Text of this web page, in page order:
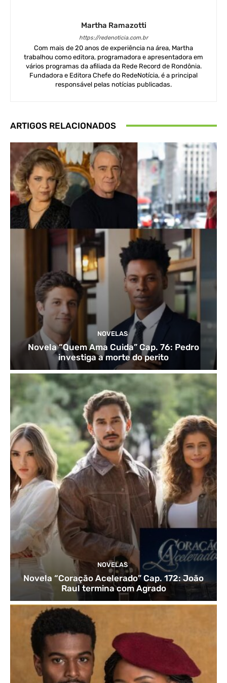
Martha Ramazotti
https://redenoticia.com.br
Com mais de 20 anos de experiência na área, Martha
trabalhou como editora, programadora e apresentadora em
vários programas da afiliada da Rede Record de Rondônia.
Fundadora e Editora Chefe do RedeNotícia, é a principal
responsável pelas notícias publicadas.
ARTIGOS RELACIONADOS
NOVELAS
Novela “Quem Ama Cuida” Cap. 76: Pedro
investiga a morte do perito
NOVELAS
Novela “Coração Acelerado” Cap. 172: João
Raul termina com Agrado